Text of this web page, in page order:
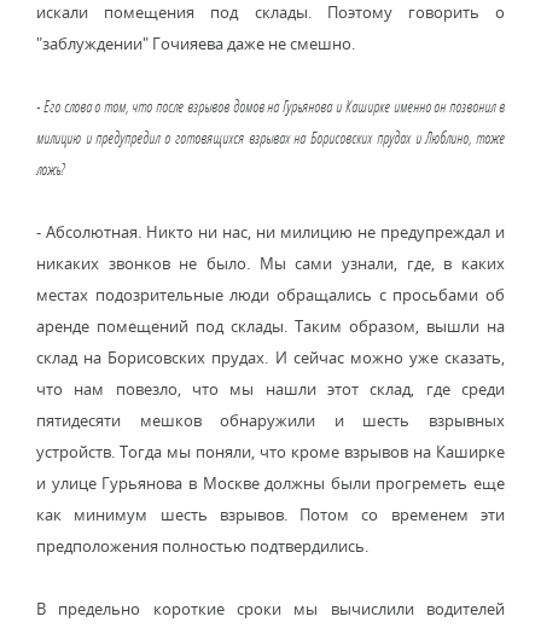
искали помещения под склады. Поэтому говорить о
"заблуждении" Гочияева даже не смешно.
- Его слова о том, что после взрывов домов на Гурьянова и Каширке именно он позвонил в
милицию и предупредил о готовящихся взрывах на Борисовских прудах и Люблино, тоже
ложь?
- Абсолютная. Никто ни нас, ни милицию не предупреждал и
никаких звонков не было. Мы сами узнали, где, в каких
местах подозрительные люди обращались с просьбами об
аренде помещений под склады. Таким образом, вышли на
склад на Борисовских прудах. И сейчас можно уже сказать,
что нам повезло, что мы нашли этот склад, где среди
пятидесяти мешков обнаружили и шесть взрывных
устройств. Тогда мы поняли, что кроме взрывов на Каширке
и улице Гурьянова в Москве должны были прогреметь еще
как минимум шесть взрывов. Потом со временем эти
предположения полностью подтвердились.
В предельно короткие сроки мы вычислили водителей